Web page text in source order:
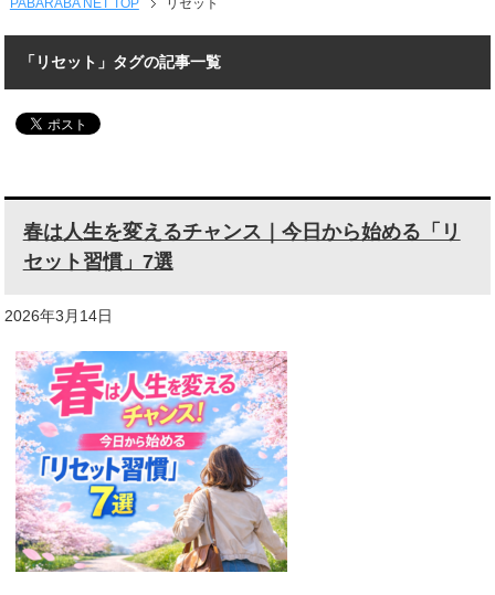
PABARABA NET TOP リセット
「リセット」タグの記事一覧
春は人生を変えるチャンス｜今日から始める「リ
セット習慣」7選
2026年3月14日